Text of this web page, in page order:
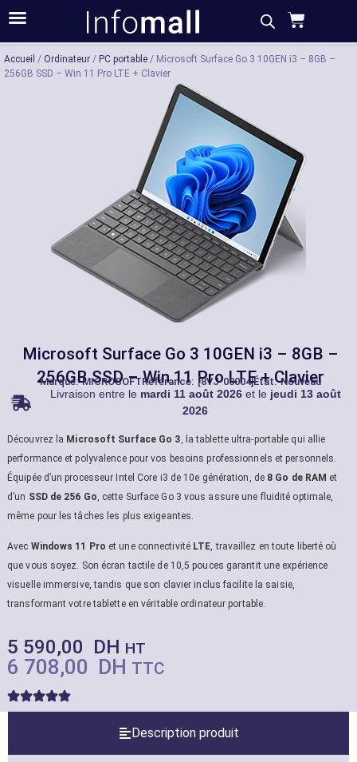
Acheter Description Caractéristiques
Accueil / Ordinateur / PC portable / Microsoft Surface Go 3 10GEN i3 – 8GB –
256GB SSD – Win 11 Pro LTE + Clavier
Microsoft Surface Go 3 10GEN i3 – 8GB –
256GB SSD – Win 11 Pro LTE + Clavier
Marque:MICROSOFTRéférance: [8VJ-00004]État: Nouveau
Livraison entre le mardi 11 août 2026et le jeudi 13 août
2026
Découvrez la Microsoft Surface Go 3, la tablette ultra-portable qui allie
performance et polyvalence pour vos besoins professionnels et personnels.
Équipée d’un processeur Intel Core i3 de 10e génération, de 8 Go de RAM et
d’un SSD de 256 Go, cette Surface Go 3 vous assure une fluidité optimale,
même pour les tâches les plus exigeantes.
Avec Windows 11 Pro et une connectivité LTE, travaillez en toute liberté où
que vous soyez. Son écran tactile de 10,5 pouces garantit une expérience
visuelle immersive, tandis que son clavier inclus facilite la saisie,
transformant votre tablette en véritable ordinateur portable.
5 590,00 DH HT
6 708,00 DH TTC
Description produit